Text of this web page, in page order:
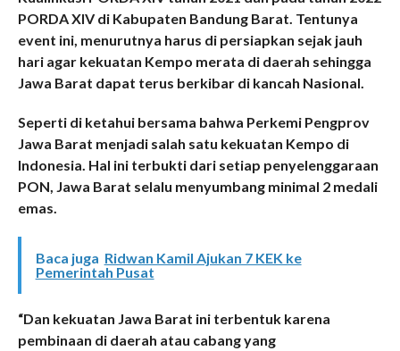
PORDA XIV di Kabupaten Bandung Barat. Tentunya
event ini, menurutnya harus di persiapkan sejak jauh
hari agar kekuatan Kempo merata di daerah sehingga
Jawa Barat dapat terus berkibar di kancah Nasional.
Seperti di ketahui bersama bahwa Perkemi Pengprov
Jawa Barat menjadi salah satu kekuatan Kempo di
Indonesia. Hal ini terbukti dari setiap penyelenggaraan
PON, Jawa Barat selalu menyumbang minimal 2 medali
emas.
Baca juga Ridwan Kamil Ajukan 7 KEK ke
Pemerintah Pusat
“Dan kekuatan Jawa Barat ini terbentuk karena
pembinaan di daerah atau cabang yang